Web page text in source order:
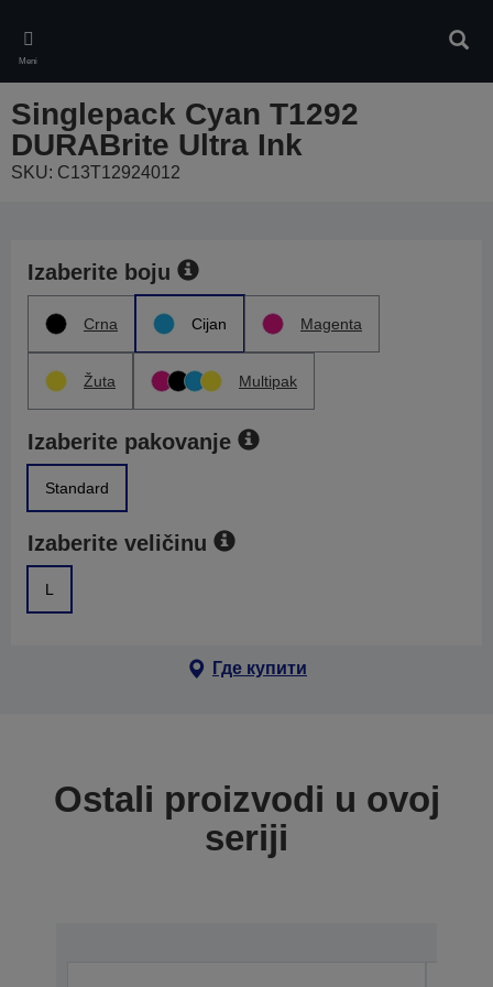
main
content
Meni
Singlepack Cyan T1292
DURABrite Ultra Ink
SKU: C13T12924012
Izaberite boju
Crna Cijan Magenta
Žuta Multipak
Izaberite pakovanje
Standard
Izaberite veličinu
L
Где купити
Ostali proizvodi u ovoj
seriji